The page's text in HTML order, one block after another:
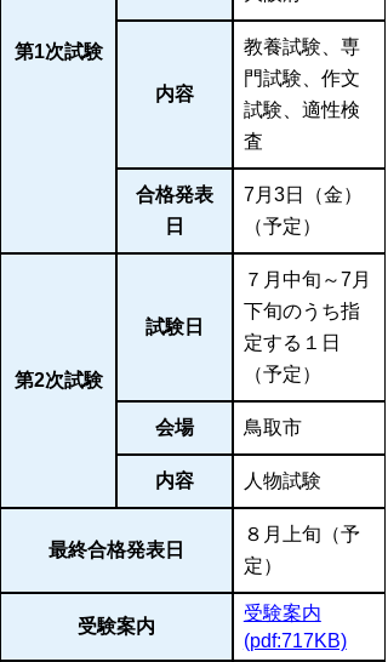
第1次試験
内容
教養試験、専
門試験、作文
試験、適性検
査
合格発表
日
7月3日（金）
（予定）
第2次試験
試験日
７月中旬～7月
下旬のうち指
定する１日
（予定）
会場 鳥取市
内容 人物試験
最終合格発表日
８月上旬（予
定）
受験案内
受験案内
(pdf:717KB)